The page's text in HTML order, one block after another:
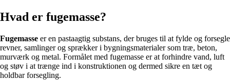
Hvad er fugemasse?
Fugemasse er en pastaagtig substans, der bruges til at fylde og forsegle
revner, samlinger og sprækker i bygningsmaterialer som træ, beton,
murværk og metal. Formålet med fugemasse er at forhindre vand, luft
og støv i at trænge ind i konstruktionen og dermed sikre en tæt og
holdbar forsegling.